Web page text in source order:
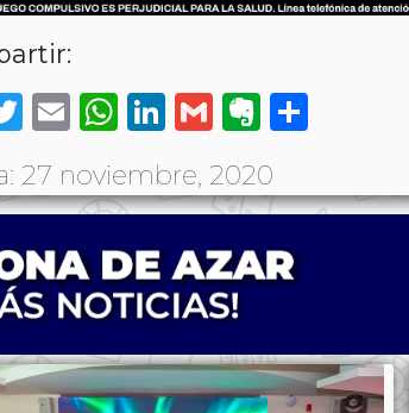
Twitter
EmailWhatsApp
LinkedIn
GmailEvernote
27 noviembre, 2020